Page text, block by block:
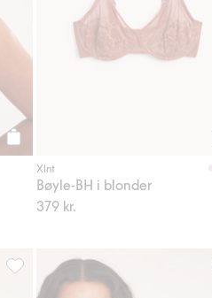
Legg til
Xlnt
Bøyle-BH i blonder
379 kr.
Brazilian-truser i blonder, Legg til i